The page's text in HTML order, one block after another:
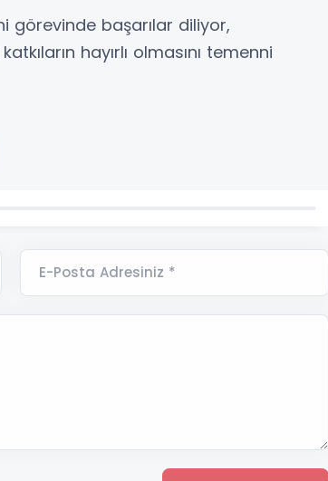
görevinde başarılar diliyor,
hayırlı olmasını temenni
E-Posta Adresiniz *